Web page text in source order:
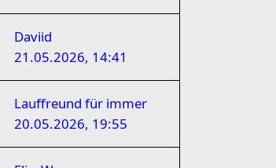
Daviid
21.05.2026, 14:41
Lauffreund für immer
20.05.2026, 19:55